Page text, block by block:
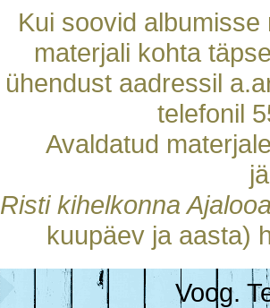
Kui soovid
materjali kohta
ühendust aadressil
telefonil
Avaldatud
Risti kihelkonna
kuupäev ja aasta)
Voog.